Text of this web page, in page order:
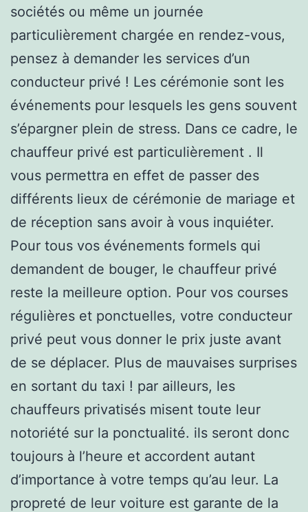
sociétés ou même un journée
particulièrement chargée en rendez-vous,
pensez à demander les services d’un
conducteur privé ! Les cérémonie sont les
événements pour lesquels les gens souvent
s’épargner plein de stress. Dans ce cadre, le
chauffeur privé est particulièrement . Il
vous permettra en effet de passer des
différents lieux de cérémonie de mariage et
de réception sans avoir à vous inquiéter.
Pour tous vos événements formels qui
demandent de bouger, le chauffeur privé
reste la meilleure option. Pour vos courses
régulières et ponctuelles, votre conducteur
privé peut vous donner le prix juste avant
de se déplacer. Plus de mauvaises surprises
en sortant du taxi ! par ailleurs, les
chauffeurs privatisés misent toute leur
notoriété sur la ponctualité. ils seront donc
toujours à l’heure et accordent autant
d’importance à votre temps qu’au leur. La
propreté de leur voiture est garante de la